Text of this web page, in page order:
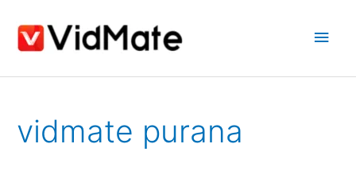
contenido
vidmate purana